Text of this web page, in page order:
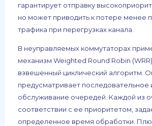
гарантирует отправку
но может приводить к потере менее
трафика при перегрузках канала.
В неуправляемых коммутаторах
механизм Weighted Round Robin
взвешенный циклический алгоритм.
предусматривает последовательное
обслуживание очередей. Каждой из
соответствии с ее приоритетом,
определенное время обработки.